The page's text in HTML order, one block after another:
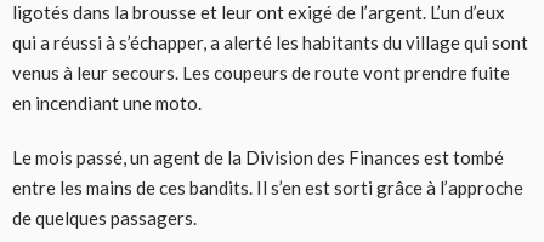
ligotés dans la brousse et leur ont exigé de l’argent. L’un d’eux
qui a réussi à s’échapper, a alerté les habitants du village qui sont
venus à leur secours. Les coupeurs de route vont prendre fuite
en incendiant une moto.
Le mois passé, un agent de la Division des Finances est tombé
entre les mains de ces bandits. Il s’en est sorti grâce à l’approche
de quelques passagers.